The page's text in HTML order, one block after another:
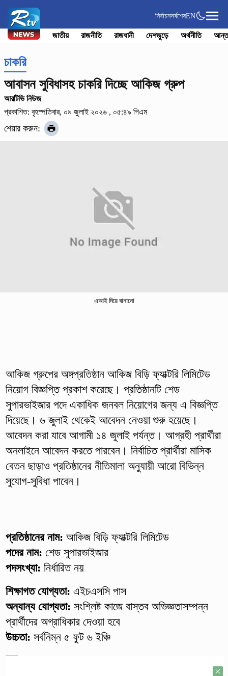
নির্বাচনসর্বশেষEN
জাতীয় রাজনীতি রাজধানী দেশজুড়ে অর্থনীতি
চাকরি
আবাসন সুবিধাসহ চাকরি দিচ্ছে আকিজ গ্রুপ
আরটিভি নিউজ
প্রকাশিত: বৃহস্পতিবার, ০৯ জুলাই ২০২৬ , ০৫:৪৯ পিএম
শেয়ার করুন:
এআই দিয়ে বানানো
আকিজ গ্রুপের অঙ্গপ্রতিষ্ঠান আকিজ বিড়ি ফ্যাক্টরি লিমিটেড
নিয়োগ বিজ্ঞপ্তি প্রকাশ করেছে। প্রতিষ্ঠানটি শেড
সুপারভাইজার পদে একাধিক জনবল নিয়োগের জন্য এ বিজ্ঞপ্তি
দিয়েছে। ৬ জুলাই থেকেই আবেদন নেওয়া শুরু হয়েছে।
আবেদন করা যাবে আগামী ১৪ জুলাই পর্যন্ত। আগ্রহী প্রার্থীরা
অনলাইনে আবেদন করতে পারবেন। নির্বাচিত প্রার্থীরা মাসিক
বেতন ছাড়াও প্রতিষ্ঠানের নীতিমালা অনুযায়ী আরো বিভিন্ন
সুযোগ-সুবিধা পাবেন।
প্রতিষ্ঠানের নাম: আকিজ বিড়ি ফ্যাক্টরি লিমিটেড
পদের নাম: শেড সুপারভাইজার
পদসংখ্যা: নির্ধারিত নয়
শিক্ষাগত যোগ্যতা: এইচএসসি পাস
অন্যান্য যোগ্যতা: সংশ্লিষ্ট কাজে বাস্তব অভিজ্ঞতাসম্পন্ন
প্রার্থীদের অগ্রাধিকার দেওয়া হবে
উচ্চতা: সর্বনিম্ন ৫ ফুট ৬ ইঞ্চি